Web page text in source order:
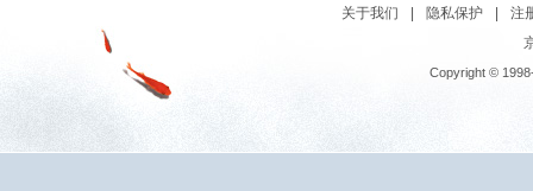
关于我们 隐私保护
注
Copyright ©